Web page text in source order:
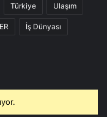
Türkiye Ulaşım
İş Dünyası